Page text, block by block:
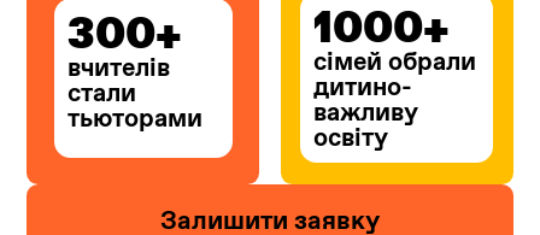
1000+
сімей обрали
дитино-
важливу
освіту
300+
вчителів
стали
тьюторами
Залишити заявку